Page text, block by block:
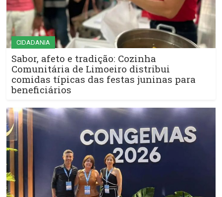
CIDADANIA
Sabor, afeto e tradição: Cozinha
Comunitária de Limoeiro distribui
comidas típicas das festas juninas para
beneficiários